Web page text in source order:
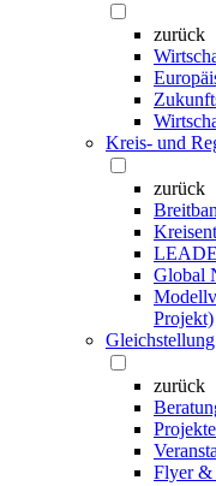
zurück
Kreis- und
zurück
Global
Projekt)
Gleichstellung
zurück
Projekte
Flyer &